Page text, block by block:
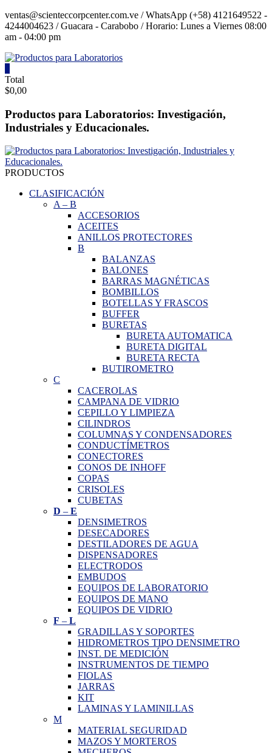
Saltar
contenido
ventas@scienteccorpcenter.com.ve / WhatsApp (+58) 4121649522 -
4244004623 / Guacara - Carabobo / Horario: Lunes a Viernes 08:00
am - 04:00 pm
Productos
para
Laboratorios
Investigación,
y
Educacionales.
Total
$0,00
Productos para Laboratorios: Investigación,
Industriales y Educacionales.
PRODUCTOS
CLASIFICACIÓN
A– B
ACCESORIOS
ACEITES
ANILLOS PROTECTORES
B
BALANZAS
BALONES
BARRAS MAGNÉTICAS
BOMBILLOS
BOTELLAS Y FRASCOS
BUFFER
BURETAS
BURETA AUTOMATICA
BURETA DIGITAL
BURETA RECTA
BUTIROMETRO
C
CACEROLAS
CAMPANA DE VIDRIO
CEPILLO Y LIMPIEZA
CILINDROS
COLUMNAS Y CONDENSADORES
CONDUCTÍMETROS
CONECTORES
CONOS DE INHOFF
COPAS
CRISOLES
CUBETAS
D – E
DENSIMETROS
DESECADORES
DESTILADORES DE AGUA
DISPENSADORES
ELECTRODOS
EMBUDOS
EQUIPOS DE LABORATORIO
EQUIPOS DE MANO
EQUIPOS DE VIDRIO
F – L
GRADILLAS Y SOPORTES
HIDROMETROS TIPO DENSIMETRO
INST. DE MEDICIÓN
INSTRUMENTOS DE TIEMPO
FIOLAS
JARRAS
KIT
LAMINAS Y LAMINILLAS
M
MATERIAL SEGURIDAD
MAZOS Y MORTEROS